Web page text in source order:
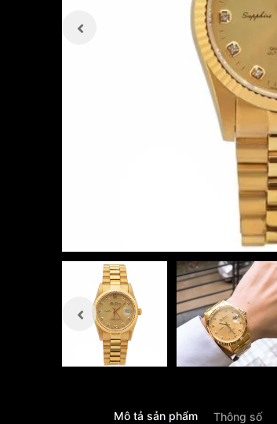
Mô tả sản phẩm Thông số